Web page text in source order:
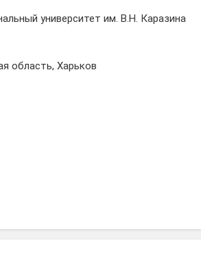
университет им. В.Н. Каразина
область, Харьков